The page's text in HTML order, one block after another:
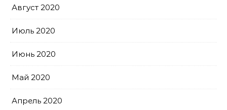
Август 2020
Июль 2020
Июнь 2020
Май 2020
Апрель 2020